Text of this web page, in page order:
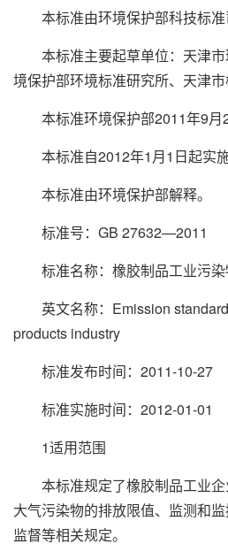
本标准由环境保护部科技标准
本标准主要起草单位：天津市
境保护部环境标准研究所、天津市
本标准环境保护部2011年9月
本标准自2012年1月1日起实施
本标准由环境保护部解释。
标准号：GB 27632—2011
标准名称：橡胶制品工业污染
英文名称：Emission standard
products industry
标准发布时间：2011-10-27
标准实施时间：2012-01-01
1适用范围
本标准规定了橡胶制品工业企
大气污染物的排放限值、监测和
监督等相关规定。